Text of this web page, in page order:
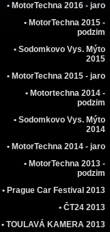
• MotorTechna 2016 - jaro
• MotorTechna 2015 -
podzim
• Sodomkovo Vys. Mýto
2015
• MotorTechna 2015 - jaro
• Motortechna 2014 -
podzim
• Sodomkovo Vys. Mýto
2014
• MotorTechna 2014 - jaro
• MotorTechna 2013 -
podzim
• Prague Car Festival 2013
• ČT24 2013
• TOULAVÁ KAMERA 2013